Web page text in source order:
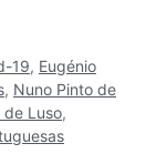
19, Eugénio
, Nuno Pinto de
de Luso,